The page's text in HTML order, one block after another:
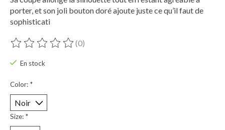
porter, et son joli bouton doré ajoute juste ce qu’il faut de
sophisticati
Ce produit est évalué à
(0)
En stock
Color: *
Size: *